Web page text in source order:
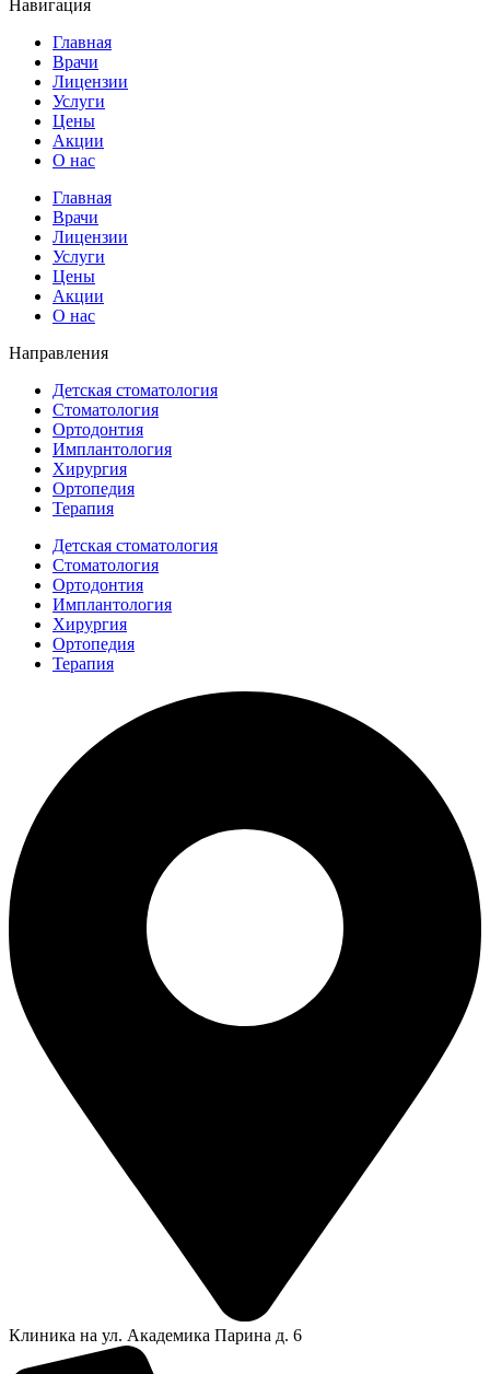
Навигация
Главная
Врачи
Лицензии
Услуги
Цены
Акции
О нас
Главная
Врачи
Лицензии
Услуги
Цены
Акции
О нас
Направления
Детская стоматология
Стоматология
Ортодонтия
Имплантология
Хирургия
Ортопедия
Терапия
Детская стоматология
Стоматология
Ортодонтия
Имплантология
Хирургия
Ортопедия
Терапия
Клиника на ул. Академика Парина д. 6